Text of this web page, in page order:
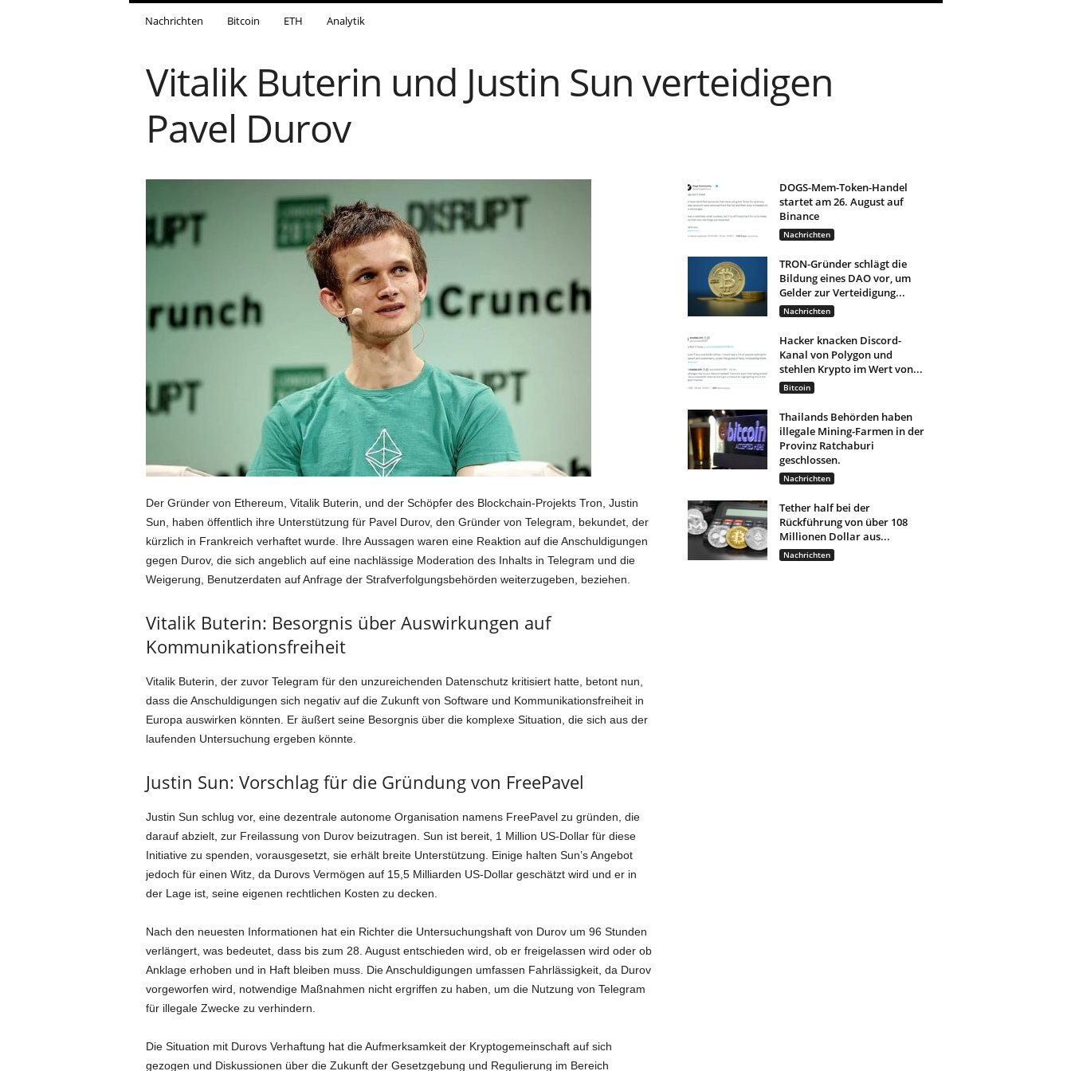
Nachrichten Bitcoin ETH Analytik
Vitalik Buterin und Justin Sun verteidigen
Pavel Durov
Der Gründer von Ethereum, Vitalik Buterin, und der Schöpfer des Blockchain-Projekts Tron, Justin
Sun, haben öffentlich ihre Unterstützung für Pavel Durov, den Gründer von Telegram, bekundet, der
kürzlich in Frankreich verhaftet wurde. Ihre Aussagen waren eine Reaktion auf die Anschuldigungen
gegen Durov, die sich angeblich auf eine nachlässige Moderation des Inhalts in Telegram und die
Weigerung, Benutzerdaten auf Anfrage der Strafverfolgungsbehörden weiterzugeben, beziehen.
Vitalik Buterin: Besorgnis über Auswirkungen auf
Kommunikationsfreiheit
Vitalik Buterin, der zuvor Telegram für den unzureichenden Datenschutz kritisiert hatte, betont nun,
dass die Anschuldigungen sich negativ auf die Zukunft von Software und Kommunikationsfreiheit in
Europa auswirken könnten. Er äußert seine Besorgnis über die komplexe Situation, die sich aus der
laufenden Untersuchung ergeben könnte.
Justin Sun: Vorschlag für die Gründung von FreePavel
Justin Sun schlug vor, eine dezentrale autonome Organisation namens FreePavel zu gründen, die
darauf abzielt, zur Freilassung von Durov beizutragen. Sun ist bereit, 1 Million US-Dollar für diese
Initiative zu spenden, vorausgesetzt, sie erhält breite Unterstützung. Einige halten Sun’s Angebot
jedoch für einen Witz, da Durovs Vermögen auf 15,5 Milliarden US-Dollar geschätzt wird und er in
der Lage ist, seine eigenen rechtlichen Kosten zu decken.
Nach den neuesten Informationen hat ein Richter die Untersuchungshaft von Durov um 96 Stunden
verlängert, was bedeutet, dass bis zum 28. August entschieden wird, ob er freigelassen wird oder ob
Anklage erhoben und in Haft bleiben muss. Die Anschuldigungen umfassen Fahrlässigkeit, da Durov
vorgeworfen wird, notwendige Maßnahmen nicht ergriffen zu haben, um die Nutzung von Telegram
für illegale Zwecke zu verhindern.
Die Situation mit Durovs Verhaftung hat die Aufmerksamkeit der Kryptogemeinschaft auf sich
gezogen und Diskussionen über die Zukunft der Gesetzgebung und Regulierung im Bereich
DOGS-Mem-Token-Handel
startet am 26. August auf
Binance
Nachrichten
TRON-Gründer schlägt die
Bildung eines DAO vor, um
Gelder zur Verteidigung...
Nachrichten
Hacker knacken Discord-
Kanal von Polygon und
stehlen Krypto im Wert von...
Bitcoin
Thailands Behörden haben
illegale Mining-Farmen in der
Provinz Ratchaburi
geschlossen.
Nachrichten
Tether half bei der
Rückführung von über 108
Millionen Dollar aus...
Nachrichten